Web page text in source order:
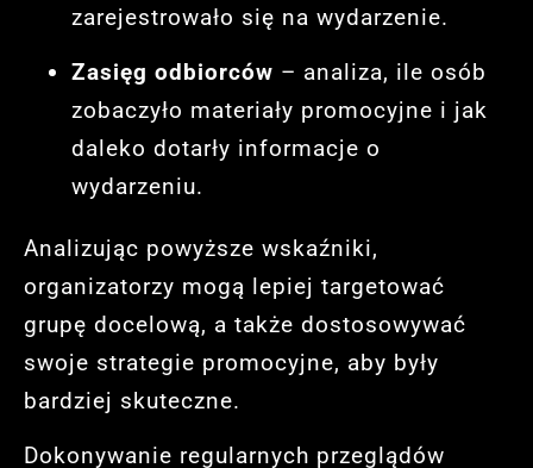
zarejestrowało się na wydarzenie.
Zasięg odbiorców – analiza, ile osób
zobaczyło materiały promocyjne i jak
daleko dotarły informacje o
wydarzeniu.
Analizując powyższe wskaźniki,
organizatorzy mogą lepiej targetować
grupę docelową, a także dostosowywać
swoje strategie promocyjne, aby były
bardziej skuteczne.
Dokonywanie regularnych przeglądów